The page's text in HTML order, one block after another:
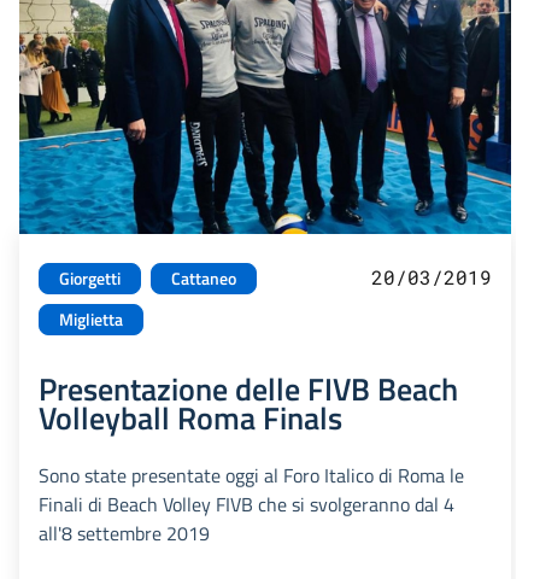
Giorgetti
Cattaneo
Miglietta
20/03/2019
Presentazione delle FIVB Beach
Volleyball Roma Finals
Sono state presentate oggi al Foro Italico di Roma le
Finali di Beach Volley FIVB che si svolgeranno dal 4
all'8 settembre 2019